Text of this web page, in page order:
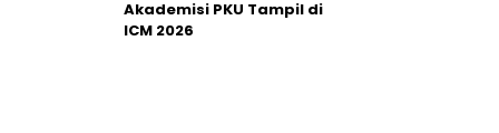
Akademisi PKU Tampil di
ICM 2026